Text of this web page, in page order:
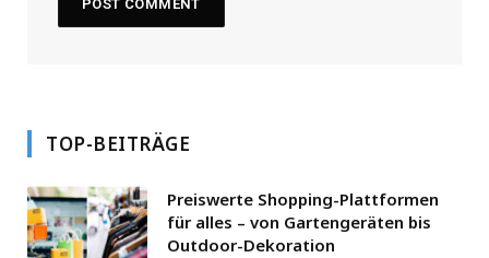
TOP-BEITRÄGE
Preiswerte Shopping-Plattformen
für alles – von Gartengeräten bis
Outdoor-Dekoration